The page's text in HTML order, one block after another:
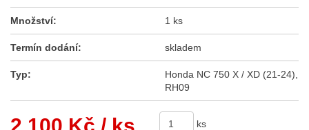
Množství: 1 ks
Termín dodání: skladem
Typ:
Honda NC 750 X / XD (21-24),
RH09
2.100 Kč / ks ks